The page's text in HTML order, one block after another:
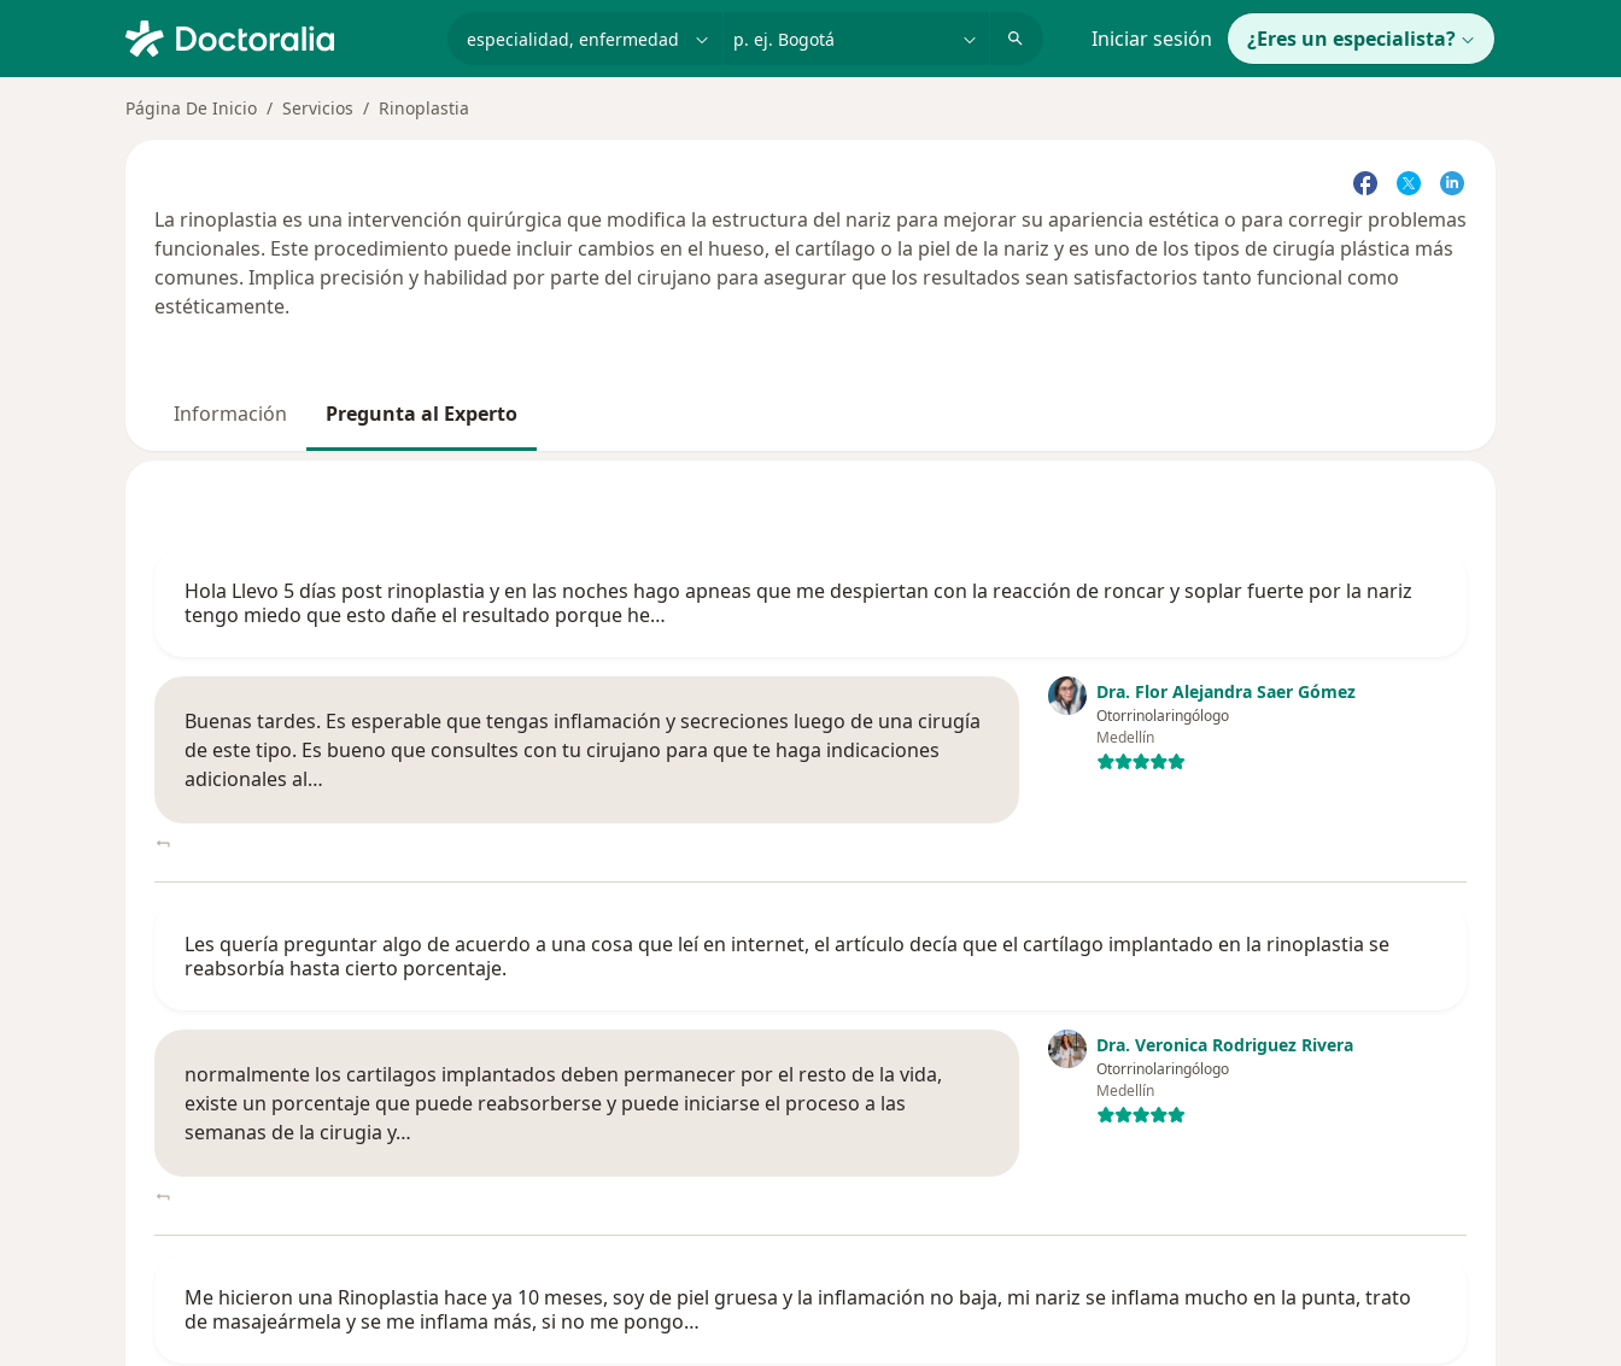
p. ej. Bogotá Iniciar sesión ¿Eres un especialista?
Página De Inicio Servicios Rinoplastia
La rinoplastia es una intervención quirúrgica que modifica la estructura del nariz para mejorar su apariencia estética o para corregir problemas
funcionales. Este procedimiento puede incluir cambios en el hueso, el cartílago o la piel de la nariz y es uno de los tipos de cirugía plástica más
comunes. Implica precisión y habilidad por parte del cirujano para asegurar que los resultados sean satisfactorios tanto funcional como
estéticamente.
Información Pregunta al Experto
Hola Llevo 5 días post rinoplastia y en las noches hago apneas que me despiertan con la reacción de roncar y soplar fuerte por la nariz
tengo miedo que esto dañe el resultado porque he…
Dra. Flor Alejandra Saer Gómez
Otorrinolaringólogo
Medellín
Buenas tardes. Es esperable que tengas inflamación y secreciones luego de una cirugía
de este tipo. Es bueno que consultes con tu cirujano para que te haga indicaciones
adicionales al…
Les quería preguntar algo de acuerdo a una cosa que leí en internet, el artículo decía que el cartílago implantado en la rinoplastia se
reabsorbía hasta cierto porcentaje.
Dra. Veronica Rodriguez Rivera
Otorrinolaringólogo
Medellín
normalmente los cartilagos implantados deben permanecer por el resto de la vida,
existe un porcentaje que puede reabsorberse y puede iniciarse el proceso a las
semanas de la cirugia y…
Me hicieron una Rinoplastia hace ya 10 meses, soy de piel gruesa y la inflamación no baja, mi nariz se inflama mucho en la punta, trato
de masajeármela y se me inflama más, si no me pongo…